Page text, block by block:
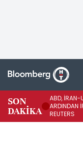
SON
DAKİKA
ABD, İRAN-
ARDINDAN
REUTERS